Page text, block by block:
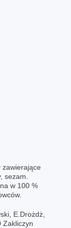
zawierające
sezam.
w 100 %
E.Drożdż,
Zakliczyn